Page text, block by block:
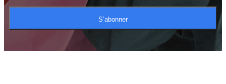
S’abonner